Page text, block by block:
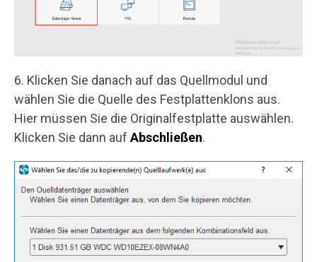
6. Klicken Sie danach auf das Quellmodul und
wählen Sie die Quelle des Festplattenklons aus.
Hier müssen Sie die Originalfestplatte auswählen.
Klicken Sie dann auf Abschließen.